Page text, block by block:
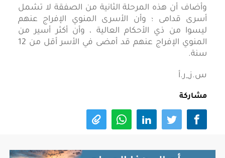
وأضاف أن هذه المرحلة الثانية من الصفقة لا تشمل
أسرى قدامى ؛ وأن الأسرى المنوي الإفراج عنهم
ليسوا من ذي الأحكام العالية ، وأن أكثر أسير من
المنوي الإفراج عنهم قد أمضى في الأسر أقل من 12
سنة.
س.ز_ر.أ
مشاركة